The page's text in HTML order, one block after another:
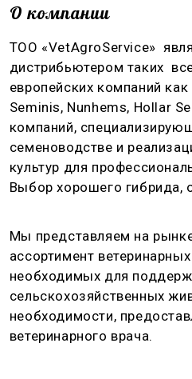
О компании
ТОО «VetAgroService»
дистрибьютером таких
европейских компаний
Seminis, Nunhems, Hollar
компаний,
семеноводстве и
культур для
Выбор хорошего гибрида,
Мы представляем на
ассортимент
необходимых для
сельскохозяйственных
необходимости,
ветеринарного врача.